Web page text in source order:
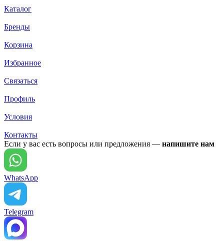
Каталог
Бренды
Корзина
Избранное
Связаться
Профиль
Условия
Контакты
Если у вас есть вопросы или предложения — напишите нам
WhatsApp
Telegram